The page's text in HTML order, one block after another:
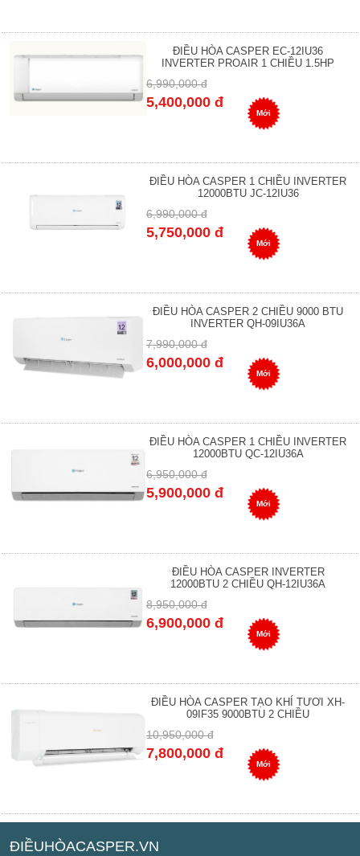
ĐIỀU HÒA CASPER EC-12IU36
INVERTER PROAIR 1 CHIỀU 1.5HP
6,990,000 đ
5,400,000 đ
Mới
ĐIỀU HÒA CASPER 1 CHIỀU INVERTER
12000BTU JC-12IU36
6,990,000 đ
5,750,000 đ
Mới
ĐIỀU HÒA CASPER 2 CHIỀU 9000 BTU
INVERTER QH-09IU36A
7,990,000 đ
6,000,000 đ
Mới
ĐIỀU HÒA CASPER 1 CHIỀU INVERTER
12000BTU QC-12IU36A
6,950,000 đ
5,900,000 đ
Mới
ĐIỀU HÒA CASPER INVERTER
12000BTU 2 CHIỀU QH-12IU36A
8,950,000 đ
6,900,000 đ
Mới
ĐIỀU HÒA CASPER TẠO KHÍ TƯƠI XH-
09IF35 9000BTU 2 CHIỀU
10,950,000 đ
7,800,000 đ
Mới
ĐIỀUHÒACASPER.VN